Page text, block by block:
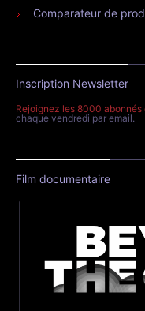
Comparateur de
Inscription Newsletter
Rejoignez les 8000 abonnés
chaque vendredi par email.
Film documentaire